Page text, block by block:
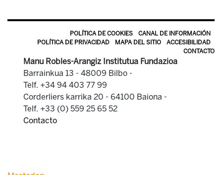
POLÍTICA DE COOKIES
CANAL DE INFORMACIÓN
POLÍTICA DE PRIVACIDAD
MAPA DEL SITIO
ACCESIBILIDAD
CONTACTO
Manu Robles-Arangiz Institutua Fundazioa
Barrainkua 13 - 48009 Bilbo -
Telf. +34 94 403 77 99
Corderliers karrika 20 - 64100 Baiona -
Telf. +33 (0) 559 25 65 52
Contacto